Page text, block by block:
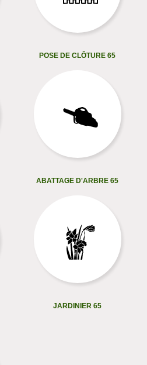
POSE DE CLÔTURE 65
ABATTAGE D'ARBRE 65
JARDINIER 65